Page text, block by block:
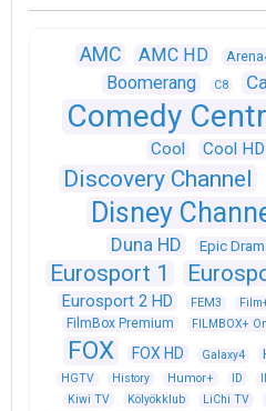
AMC AMC HD
Boomerang C8
Comedy
Cool Cool HD
Discovery Channel
Disney
Duna HD
Epic
Eurosport 1
Eurosport 2 HD
FEM3
FilmBox Premium FILMBOX+
FOX FOX HD Galaxy4
HGTV History Humor+ ID
Kiwi TV
Kölyökklub LiChi TV